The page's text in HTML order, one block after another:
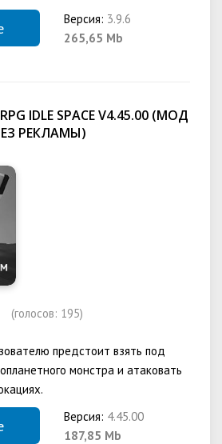
Версия: 3.9.6
265,65 Mb
IDLE SPACE V4.45.00 (МОД
РЕКЛАМЫ)
(голосов: 195)
предстоит взять под
монстра и атаковать
Версия: 4.45.00
187,85 Mb